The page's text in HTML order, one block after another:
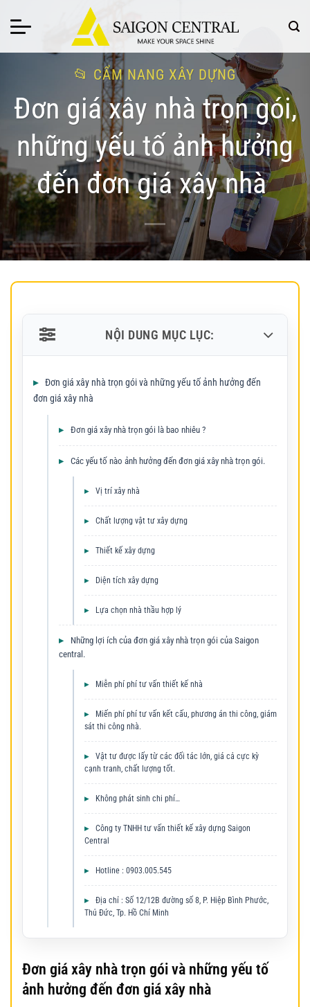
qua
CẨM NANG XÂY DỰNG
Đơn giá xây nhà trọn gói,
những yếu tố ảnh hưởng
đến đơn giá xây nhà
NỘI DUNG MỤC LỤC:
Đơn giá xây nhà trọn gói và những yếu tố ảnh hưởng đến
đơn giá xây nhà
Đơn giá xây nhà trọn gói là bao nhiêu ?
Các yếu tố nào ảnh hưởng đến đơn giá xây nhà trọn gói.
Vị trí xây nhà
Chất lượng vật tư xây dựng
Thiết kế xây dựng
Diện tích xây dựng
Lựa chọn nhà thầu hợp lý
Những lợi ích của đơn giá xây nhà trọn gói của Saigon
central.
Miễn phí phí tư vấn thiết kế nhà
Miến phí phí tư vấn kết cấu, phương án thi công, giám
sát thi công nhà.
Vật tư được lấy từ các đối tác lớn, giá cả cực kỳ
cạnh tranh, chất lượng tốt.
Không phát sinh chi phí…
Công ty TNHH tư vấn thiết kế xây dựng Saigon
Central
Hotline : 0903.005.545
Địa chỉ : Số 12/12B đường số 8, P. Hiệp Bình Phước,
Thủ Đức, Tp. Hồ Chí Minh
Đơn giá xây nhà trọn gói và những yếu tố
ảnh hưởng đến đơn giá xây nhà